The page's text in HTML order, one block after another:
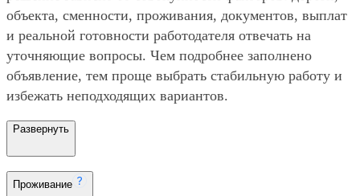
объекта, сменности, проживания, документов, выплат
и реальной готовности работодателя отвечать на
уточняющие вопросы. Чем подробнее заполнено
объявление, тем проще выбрать стабильную работу и
избежать неподходящих вариантов.
Развернуть
Проживание